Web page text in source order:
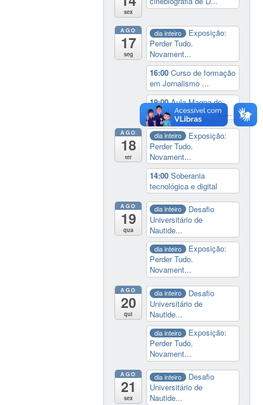
sex
AGO
17
seg
dia inteiro
Exposição:
Perder Tudo.
Novament...
16:00Curso de formação
em Jornalismo ...
19:00Aula Magna do
IELA: Homenagem ao...
AGO
18
ter
dia inteiro
Exposição:
Perder Tudo.
Novament...
14:00Soberania
tecnológica e digital
AGO
19
qua
dia inteiro
Desafio
Universitário de
Nautide...
dia inteiro
Exposição:
Perder Tudo.
Novament...
AGO
20
qui
dia inteiro
Desafio
Universitário de
Nautide...
dia inteiro
Exposição:
Perder Tudo.
Novament...
AGO
21
sex
dia inteiro
Desafio
Universitário de
Nautide...